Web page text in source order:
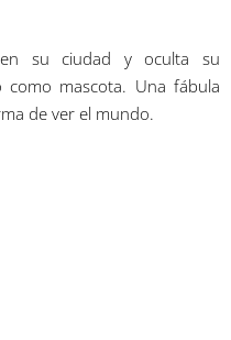
su ciudad y oculta su
como mascota. Una fábula
de ver el mundo.